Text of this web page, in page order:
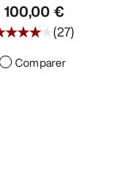
100,00 €
(27)
Comparer